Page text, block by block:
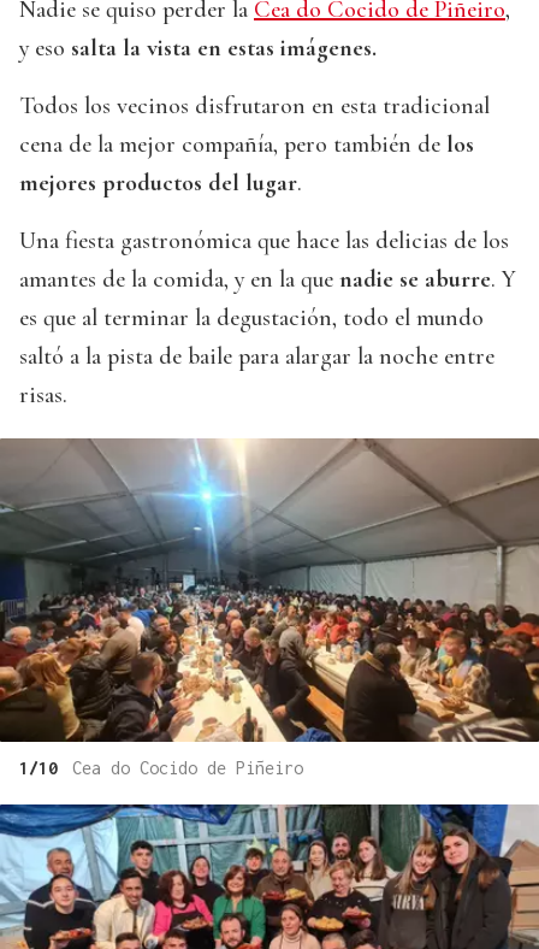
Nadie se quiso perder la Cea do Cocido de Piñeiro,
y eso salta la vista en estas imágenes.
Todos los vecinos disfrutaron en esta tradicional
cena de la mejor compañía, pero también de los
mejores productos del lugar.
Una fiesta gastronómica que hace las delicias de los
amantes de la comida, y en la que nadie se aburre. Y
es que al terminar la degustación, todo el mundo
saltó a la pista de baile para alargar la noche entre
risas.
1/10 Cea do Cocido de Piñeiro